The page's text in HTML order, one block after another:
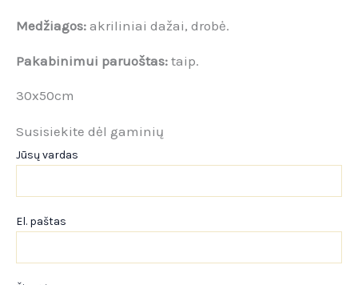
Medžiagos: akriliniai dažai, drobė.
Pakabinimui paruoštas: taip.
30x50cm
Susisiekite dėl gaminių
Jūsų vardas
El. paštas